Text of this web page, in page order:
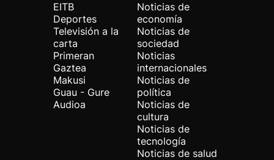
EITB
Deportes
Televisión a la
carta
Primeran
Gaztea
Makusi
Guau - Gure
Audioa
Noticias de
economía
Noticias de
sociedad
Noticias
internacionales
Noticias de
política
Noticias de
cultura
Noticias de
tecnología
Noticias de salud